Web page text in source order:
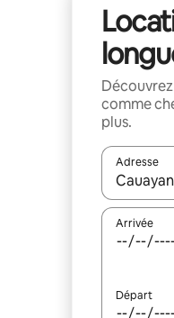
comme
plus.
Adresse
Lorsque
Arrivée
Départ